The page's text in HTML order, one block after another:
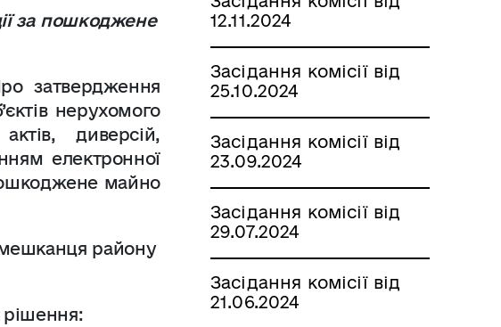
за пошкоджене
затвердження
нерухомого
диверсій,
електронної
майно
району
рішення:
12.11.2024
Засідання комісії від
25.10.2024
Засідання комісії від
23.09.2024
Засідання комісії від
29.07.2024
Засідання комісії від
21.06.2024